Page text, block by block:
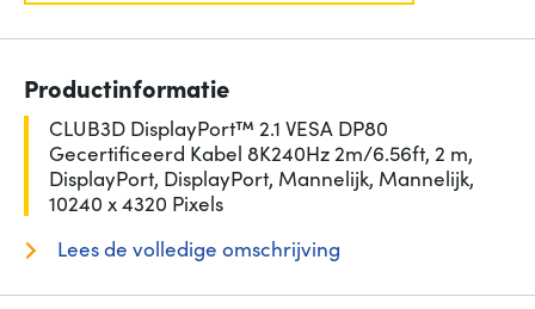
Productinformatie
CLUB3D DisplayPort™ 2.1 VESA DP80
Gecertificeerd Kabel 8K240Hz 2m/6.56ft, 2 m,
DisplayPort, DisplayPort, Mannelijk, Mannelijk,
10240 x 4320 Pixels
Lees de volledige omschrijving